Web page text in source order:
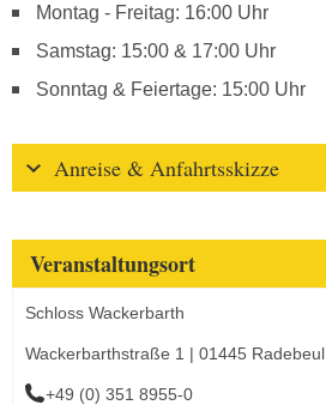
Montag - Freitag: 16:00 Uhr
Samstag: 15:00 & 17:00 Uhr
Sonntag & Feiertage: 15:00 Uhr
Anreise & Anfahrtsskizze
Veranstaltungsort
Schloss Wackerbarth
Wackerbarthstraße 1 | 01445 Radebeul
+49 (0) 351 8955-0